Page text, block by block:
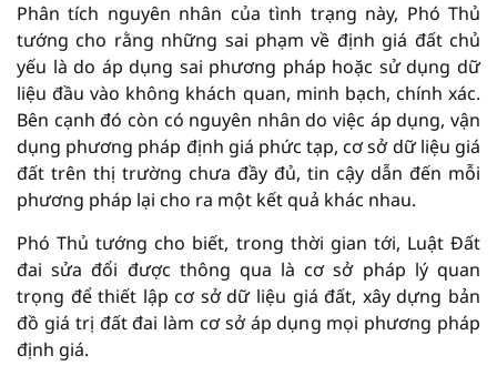
Phân tích nguyên nhân của tình trạng này, Phó Thủ
tướng cho rằng những sai phạm về định giá đất chủ
yếu là do áp dụng sai phương pháp hoặc sử dụng dữ
liệu đầu vào không khách quan, minh bạch, chính xác.
Bên cạnh đó còn có nguyên nhân do việc áp dụng, vận
dụng phương pháp định giá phức tạp, cơ sở dữ liệu giá
đất trên thị trường chưa đầy đủ, tin cậy dẫn đến mỗi
phương pháp lại cho ra một kết quả khác nhau.
Phó Thủ tướng cho biết, trong thời gian tới, Luật Đất
đai sửa đổi được thông qua là cơ sở pháp lý quan
trọng để thiết lập cơ sở dữ liệu giá đất, xây dựng bản
đồ giá trị đất đai làm cơ sở áp dụng mọi phương pháp
định giá.